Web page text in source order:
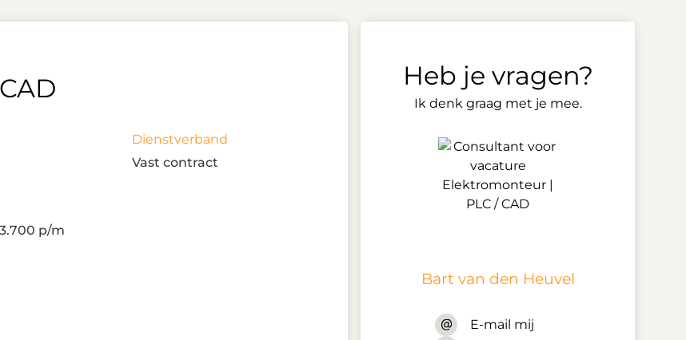
Dienstverband
Vast contract
p/m
Heb je vragen?
Ik denk graag met je mee.
Bart van den Heuvel
E-mail mij